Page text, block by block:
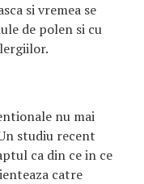
si vremea se
de polen si cu
nu mai
studiu recent
ca din ce in ce
catre